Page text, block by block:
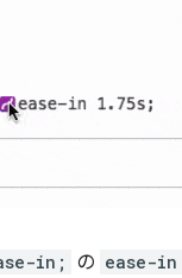
in; の ease-in